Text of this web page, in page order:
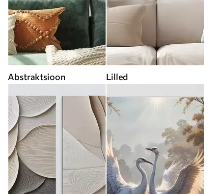
Abstraktsioon Lilled